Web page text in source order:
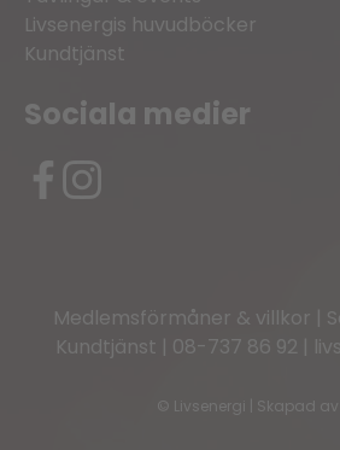
Livsenergis huvudböcker
Kundtjänst
Sociala medier
Medlemsförmåner & villkor |
Kundtjänst | 08-737 86 92 |
© Livsenergi | Skapad av